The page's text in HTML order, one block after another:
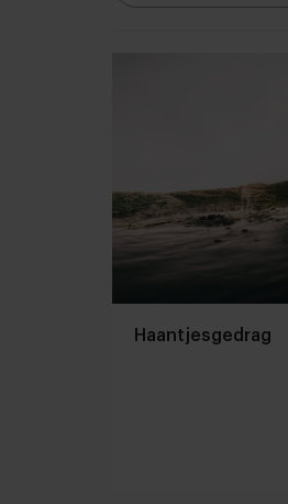
Haantjesgedrag